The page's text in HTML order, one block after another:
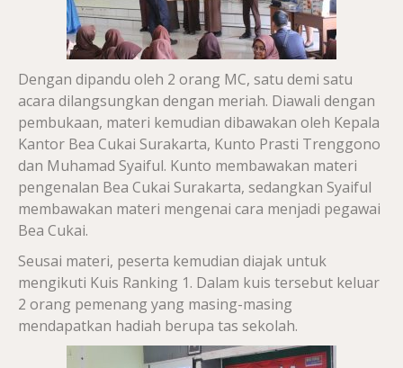
Dengan dipandu oleh 2 orang MC, satu demi satu
acara dilangsungkan dengan meriah. Diawali dengan
pembukaan, materi kemudian dibawakan oleh Kepala
Kantor Bea Cukai Surakarta, Kunto Prasti Trenggono
dan Muhamad Syaiful. Kunto membawakan materi
pengenalan Bea Cukai Surakarta, sedangkan Syaiful
membawakan materi mengenai cara menjadi pegawai
Bea Cukai.
Seusai materi, peserta kemudian diajak untuk
mengikuti Kuis Ranking 1. Dalam kuis tersebut keluar
2 orang pemenang yang masing-masing
mendapatkan hadiah berupa tas sekolah.